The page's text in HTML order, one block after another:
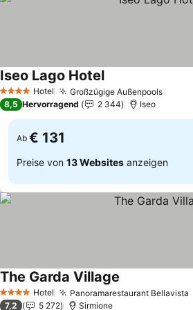
4 Sterne Hotel Großzügige Außenpools
Iseo Lago Hotel
8,5 Hervorragend 2 344 Iseo
Ab € 131
Preise von 13 Websites anzeigen
4 Sterne Hotel Panoramarestaurant Bellavista
The Garda Village
7,2 5 272 Sirmione